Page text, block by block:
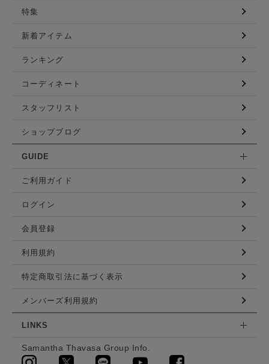
特集
新着アイテム
ランキング
コーディネート
スタッフリスト
ショップブログ
GUIDE
ご利用ガイド
ログイン
会員登録
利用規約
特定商取引法に基づく表示
メンバーズ利用規約
LINKS
Samantha Thavasa Group Info.